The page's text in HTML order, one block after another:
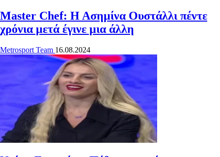
Master Chef: Η Ασημίνα Ουστάλλι πέντε
χρόνια μετά έγινε μια άλλη
Metrosport Team 16.08.2024